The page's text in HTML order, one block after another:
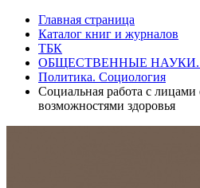
Главная страница
Каталог книг и журналов
ТБК
ОБЩЕСТВЕННЫЕ
Политика. Социология
Социальная работа с
возможностями здоровья